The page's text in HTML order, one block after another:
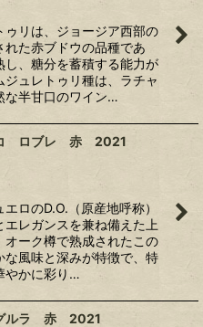
ゥリは、ジョージア西部の
れた赤ブドウの品種であ
し、糖分を蓄積する能力が
ュレトゥリ種は、ラチャ
な半甘口のワイン…
コ ロブレ 赤 2021
ロのD.O.（原産地呼称）
エレガンスを兼ね備えた上
オーク樽で熟成されたこの
な風味と深みが特徴で、特
やかに彩り…
ルラ 赤 2021